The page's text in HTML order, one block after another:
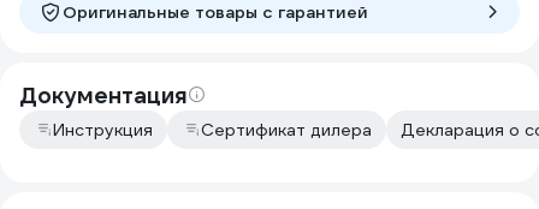
Оригинальные товары c гарантией
Документация
Инструкция Сертификат дилера Декларация о